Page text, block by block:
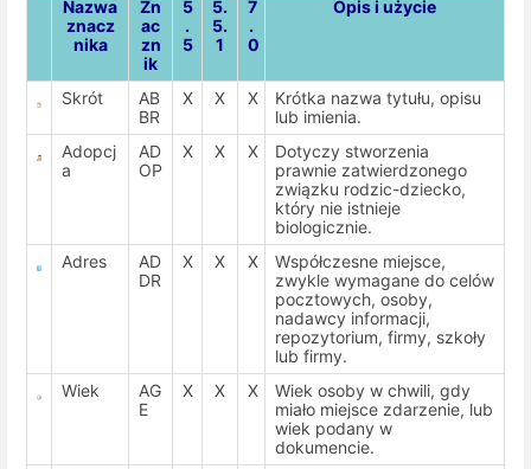
Nazwa
znacz
nika
Zn
ac
zn
ik
5
.
5
5.
5.
1
7
.
0
Opis i użycie
Skrót
AB
BR
X X X
Krótka nazwa tytułu, opisu
lub imienia.
Adopcj
a
AD
OP
X X X
Dotyczy stworzenia
prawnie zatwierdzonego
związku rodzic-dziecko,
który nie istnieje
biologicznie.
Adres
AD
DR
X X X
Współczesne miejsce,
zwykle wymagane do celów
pocztowych, osoby,
nadawcy informacji,
repozytorium, firmy, szkoły
lub firmy.
Wiek
AG
E
X X X
Wiek osoby w chwili, gdy
miało miejsce zdarzenie, lub
wiek podany w
dokumencie.